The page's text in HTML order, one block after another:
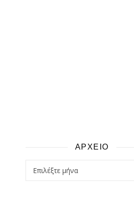
ΑΡΧΕΙΟ